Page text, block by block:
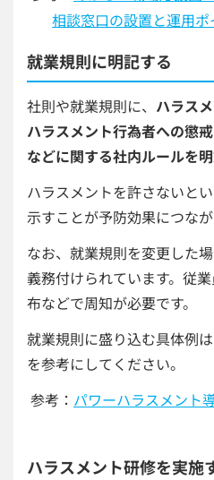
相談窓口の設置と運用
就業規則に明記する
社則や就業規則に、 ハラス
ハラスメント行為者への懲
などに関する社内ルールを
ハラスメントを許さないと
示すことが予防効果につなが
なお、就業規則を変更した
義務付けられています。従
布などで周知が必要です。
就業規則に盛り込む具体例
を参考にしてください。
参考： パワーハラスメント
ハラスメント研修を実施